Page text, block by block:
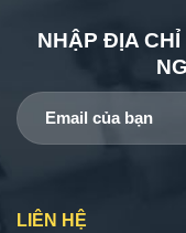
NHẬP ĐỊA
LIÊN HỆ